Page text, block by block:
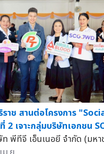
าช สานต่อโครงการ
เจาะกลุ่มบริษัทเอกชน
พีทีจี เอ็นเนอยี จำกัด (มหา